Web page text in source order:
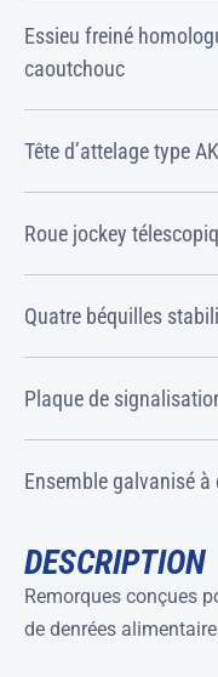
Essieu freiné
caoutchouc
Tête d’attelage type
Roue jockey
Quatre béquilles
Plaque de
Ensemble galvanisé à
DESCRIPTION
Remorques conçues
de denrées